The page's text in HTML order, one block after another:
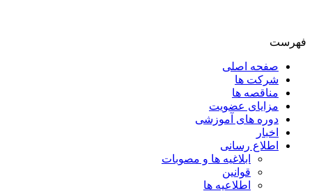
فهرست
صفحه اصلی
شرکت ها
مناقصه ها
مزایای عضویت
دوره های آموزشی
اخبار
اطلاع رسانی
ابلاغیه ها و مصوبات
قوانین
اطلاعیه ها